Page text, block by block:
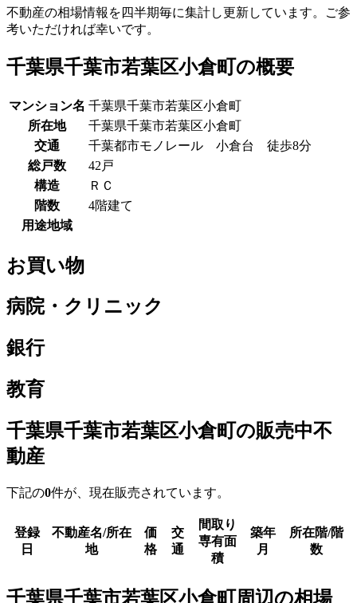
不動産の相場情報を四半期毎に集計し更新しています。ご参
考いただければ幸いです。
千葉県千葉市若葉区小倉町の概要
マンション名 千葉県千葉市若葉区小倉町
所在地
千葉県千葉市若葉区小倉町
交通
千葉都市モノレール 小倉台 徒歩8分
総戸数
42戸
構造
ＲＣ
階数
4階建て
用途地域
お買い物
病院・クリニック
銀行
教育
千葉県千葉市若葉区小倉町の販売中不
動産
下記の0件が、現在販売されています。
登録
日
不動産名/所在
地
価
格
交
通
間取り
専有面
積
築年
月
所在階/階
数
千葉県千葉市若葉区小倉町周辺の相場